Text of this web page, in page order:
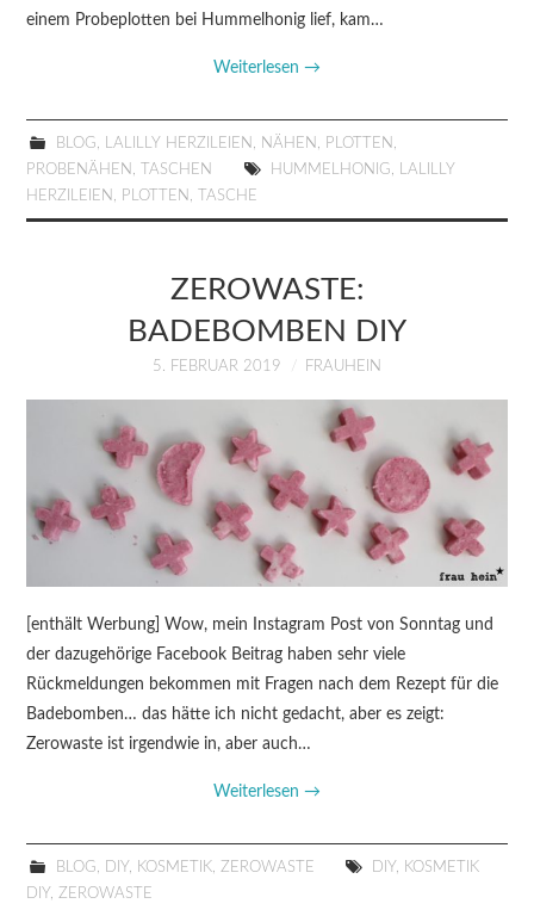
einem Probeplotten bei Hummelhonig lief, kam…
Weiterlesen →
BLOG LALILLY HERZILEIEN NÄHEN PLOTTEN
PROBENÄHEN
TASCHEN HUMMELHONIG
LALILLY
HERZILEIEN
PLOTTEN TASCHE
ZEROWASTE:
BADEBOMBEN DIY
5. FEBRUAR 2019 FRAUHEIN
[enthält Werbung] Wow, mein Instagram Post von Sonntag und
der dazugehörige Facebook Beitrag haben sehr viele
Rückmeldungen bekommen mit Fragen nach dem Rezept für die
Badebomben… das hätte ich nicht gedacht, aber es zeigt:
Zerowaste ist irgendwie in, aber auch…
Weiterlesen →
BLOG, DIY, KOSMETIK, ZEROWASTE DIY, KOSMETIK
DIY,ZEROWASTE